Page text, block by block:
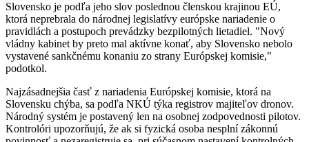
Slovensko je podľa jeho slov poslednou členskou krajinou EÚ,
ktorá neprebrala do národnej legislatívy európske nariadenie o
pravidlách a postupoch prevádzky bezpilotných lietadiel. "Nový
vládny kabinet by preto mal aktívne konať, aby Slovensko nebolo
vystavené sankčnému konaniu zo strany Európskej komisie,"
podotkol.
Najzásadnejšia časť z nariadenia Európskej komisie, ktorá na
Slovensku chýba, sa podľa NKÚ týka registrov majiteľov dronov.
Národný systém je postavený len na osobnej zodpovednosti pilotov.
Kontrolóri upozorňujú, že ak si fyzická osoba nesplní zákonnú